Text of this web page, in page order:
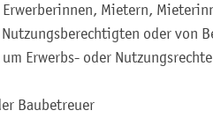
Mietern,
oder von
Erwerbs- oder
Baubetreuer